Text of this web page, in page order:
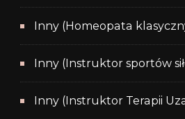
Inny (Homeopata
Inny (Instruktor sportów
Inny (Instruktor Terapii